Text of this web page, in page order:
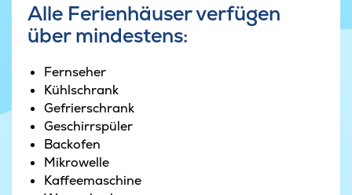
Blick auf Garten und Meer das Urlaubsgefühl
perfekt macht.
Die zwei Badezimmer machen das Haus ideal für
Familien oder Freundesgruppen, die gemeinsam
Urlaub machen möchten. Die Einrichtung ist
schlicht und gemütlich – hier stehen das
Zusammensein und das Genießen der
Umgebung im Mittelpunkt.
Alle Ferienhäuser verfügen
über mindestens:
Fernseher
Kühlschrank
Gefrierschrank
Geschirrspüler
Backofen
Mikrowelle
Kaffeemaschine